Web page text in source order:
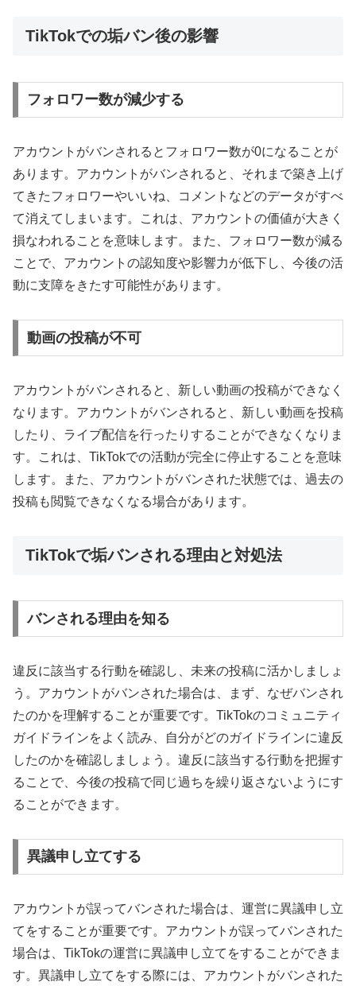
TikTokでの垢バン後の影響
フォロワー数が減少する
アカウントがバンされるとフォロワー数が0になることが
あります。アカウントがバンされると、それまで築き上げ
てきたフォロワーやいいね、コメントなどのデータがすべ
て消えてしまいます。これは、アカウントの価値が大きく
損なわれることを意味します。また、フォロワー数が減る
ことで、アカウントの認知度や影響力が低下し、今後の活
動に支障をきたす可能性があります。
動画の投稿が不可
アカウントがバンされると、新しい動画の投稿ができなく
なります。アカウントがバンされると、新しい動画を投稿
したり、ライブ配信を行ったりすることができなくなりま
す。これは、TikTokでの活動が完全に停止することを意味
します。また、アカウントがバンされた状態では、過去の
投稿も閲覧できなくなる場合があります。
TikTokで垢バンされる理由と対処法
バンされる理由を知る
違反に該当する行動を確認し、未来の投稿に活かしましょ
う。アカウントがバンされた場合は、まず、なぜバンされ
たのかを理解することが重要です。TikTokのコミュニティ
ガイドラインをよく読み、自分がどのガイドラインに違反
したのかを確認しましょう。違反に該当する行動を把握す
ることで、今後の投稿で同じ過ちを繰り返さないようにす
ることができます。
異議申し立てする
アカウントが誤ってバンされた場合は、運営に異議申し立
てをすることが重要です。アカウントが誤ってバンされた
場合は、TikTokの運営に異議申し立てをすることができま
す。異議申し立てをする際には、アカウントがバンされた